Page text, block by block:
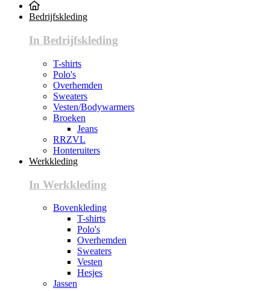
Bedrijfskleding
In Bedrijfskleding
T-shirts
Polo's
Overhemden
Sweaters
Vesten/Bodywarmers
Broeken
Jeans
RRZVL
Honteruiters
Werkkleding
In Werkkleding
Bovenkleding
T-shirts
Polo's
Overhemden
Sweaters
Vesten
Hesjes
Jassen